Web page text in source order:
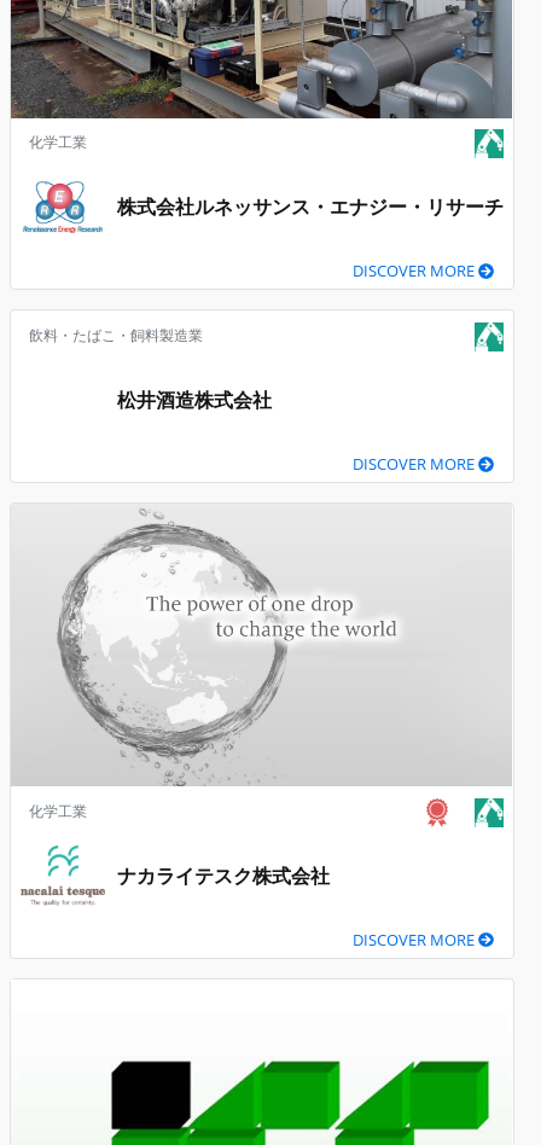
化学工業
株式会社ルネッサンス・エナジー・リサーチ
DISCOVER MORE
飲料・たばこ・飼料製造業
松井酒造株式会社
DISCOVER MORE
化学工業
ナカライテスク株式会社
DISCOVER MORE